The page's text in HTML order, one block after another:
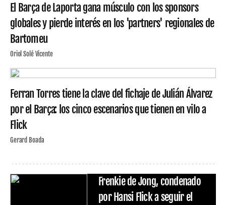
El Barça de Laporta gana músculo con los sponsors
globales y pierde interés en los 'partners' regionales de
Bartomeu
Oriol Solé Vicente
Ferran Torres tiene la clave del fichaje de Julián Álvarez
por el Barça: los cinco escenarios que tienen en vilo a
Flick
Gerard Boada
Frenkie de Jong, condenado
por Hansi Flick a seguir el